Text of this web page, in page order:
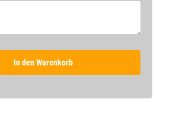
In den Warenkorb